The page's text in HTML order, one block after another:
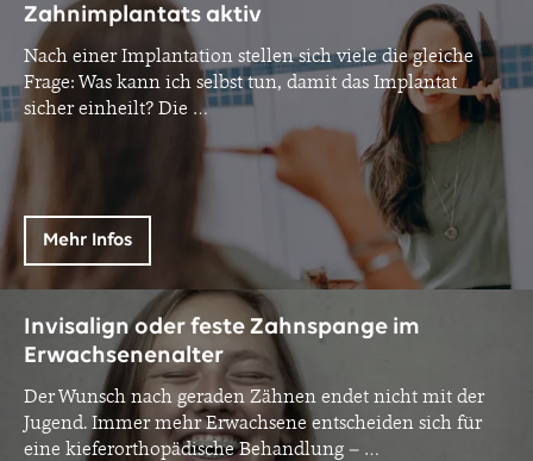
Zahnimplantats aktiv
Nach einer Implantation stellen sich viele die gleiche
Frage: Was kann ich selbst tun, damit das Implantat
sicher einheilt? Die …
Mehr Infos
Invisalign oder feste Zahnspange im
Erwachsenenalter
Der Wunsch nach geraden Zähnen endet nicht mit der
Jugend. Immer mehr Erwachsene entscheiden sich für
eine kieferorthopädische Behandlung – …